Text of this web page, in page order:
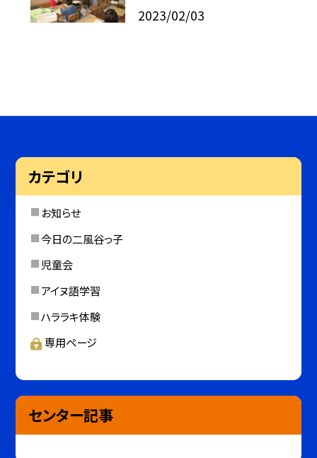
2023/02/03
カテゴリ
お知らせ
今日の二風谷っ子
児童会
アイヌ語学習
ハララキ体験
専用ページ
センター記事